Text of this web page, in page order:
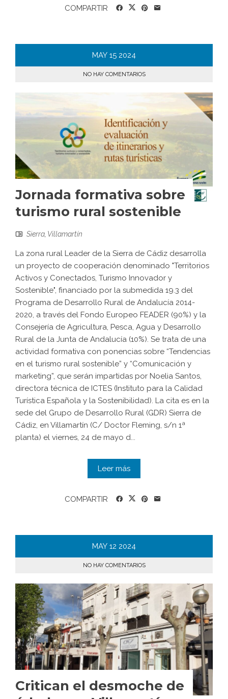
COMPARTIR
MAY 15 2024
NO HAY COMENTARIOS
Jornada formativa sobre
turismo rural sostenible
Sierra, Villamartín
La zona rural Leader de la Sierra de Cádiz desarrolla
un proyecto de cooperación denominado "Territorios
Activos y Conectados, Turismo Innovador y
Sostenible", financiado por la submedida 19.3 del
Programa de Desarrollo Rural de Andalucía 2014-
2020, a través del Fondo Europeo FEADER (90%) y la
Consejería de Agricultura, Pesca, Agua y Desarrollo
Rural de la Junta de Andalucía (10%). Se trata de una
actividad formativa con ponencias sobre “Tendencias
en el turismo rural sostenible” y “Comunicación y
marketing”, que serán impartidas por Noelia Santos,
directora técnica de ICTES (Instituto para la Calidad
Turística Española y la Sostenibilidad). La cita es en la
sede del Grupo de Desarrollo Rural (GDR) Sierra de
Cádiz, en Villamartín (C/ Doctor Fleming, s/n 1ª
planta) el viernes, 24 de mayo d...
Leer más
COMPARTIR
MAY 12 2024
NO HAY COMENTARIOS
Critican el desmoche de